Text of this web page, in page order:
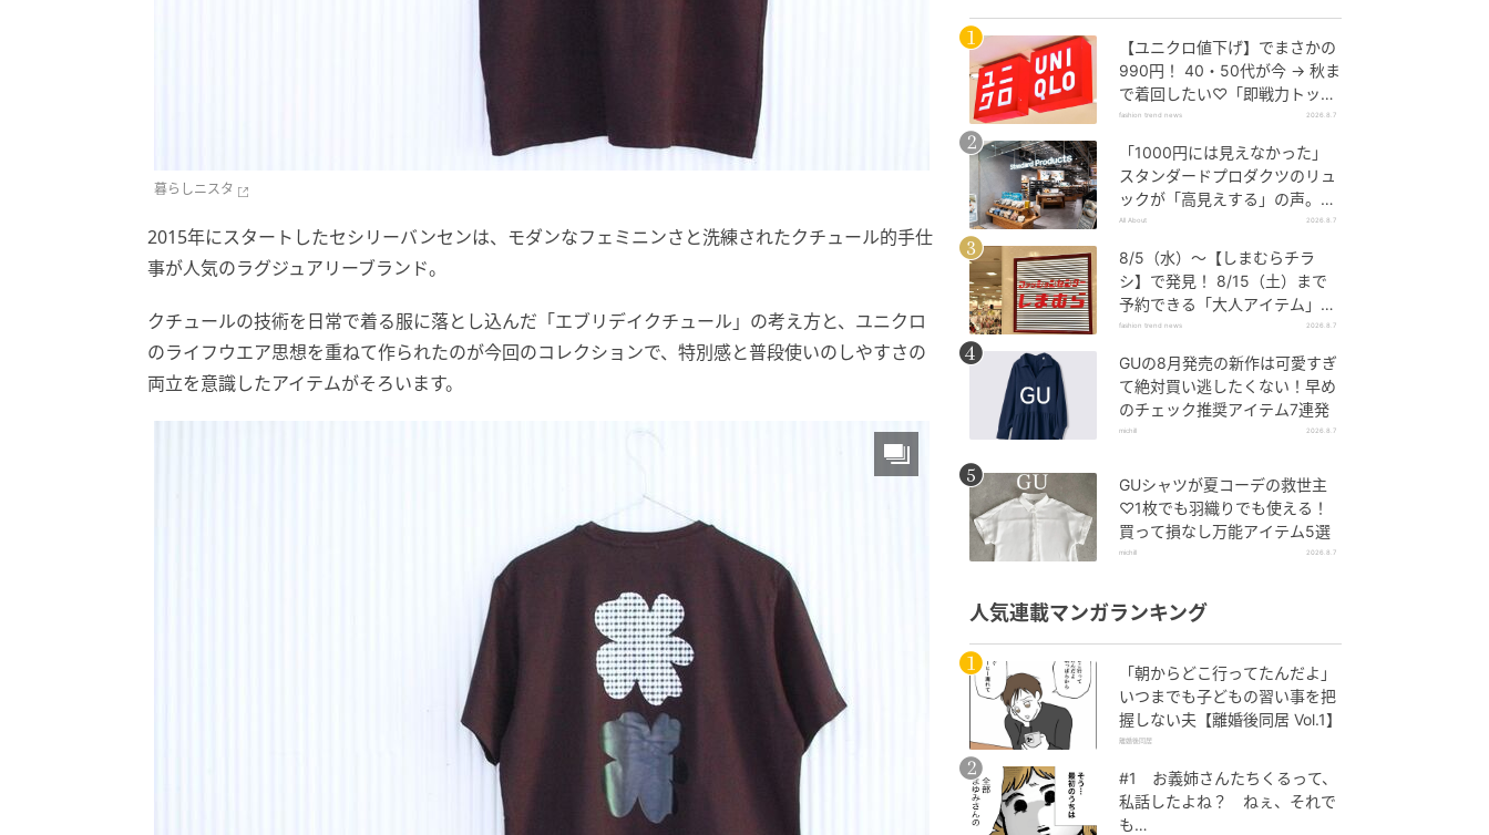
暮らしニスタ
2015年にスタートしたセシリーバンセンは、モダンなフェミニンさと洗練されたクチュール的手仕
事が人気のラグジュアリーブランド。
クチュールの技術を日常で着る服に落とし込んだ「エブリデイクチュール」の考え方と、ユニクロ
のライフウエア思想を重ねて作られたのが今回のコレクションで、特別感と普段使いのしやすさの
両立を意識したアイテムがそろいます。
【ユニクロ値下げ】でまさかの
990円！ 40・50代が今 → 秋ま
で着回したい♡「即戦力トップ
ス」
fashion trend news 2026.8.7
「1000円には見えなかった」
スタンダードプロダクツのリュ
ックが「高見えする」の声。2
個購入する人も
All About 2026.8.7
8/5（水）〜【しまむらチラ
シ】で発見！ 8/15（土）まで
予約できる「大人アイテム」っ
て？
fashion trend news 2026.8.7
GUの8月発売の新作は可愛すぎ
て絶対買い逃したくない！早め
のチェック推奨アイテム7連発
michill 2026.8.7
GUシャツが夏コーデの救世主
♡1枚でも羽織りでも使える！
買って損なし万能アイテム5選
michill 2026.8.7
人気連載マンガランキング
「朝からどこ行ってたんだよ」
いつまでも子どもの習い事を把
握しない夫【離婚後同居 Vol.1】
離婚後同居
#1 お義姉さんたちくるって、
私話したよね？ ねぇ、それで
も…